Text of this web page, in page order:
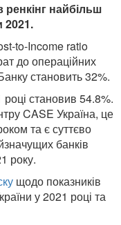
найбільш
2021.
to-Income ratio
до операційних
становить 32%.
році становив 54.8%.
CASE Україна, це
та є суттєво
банків
року.
щодо показників
у 2021 році та